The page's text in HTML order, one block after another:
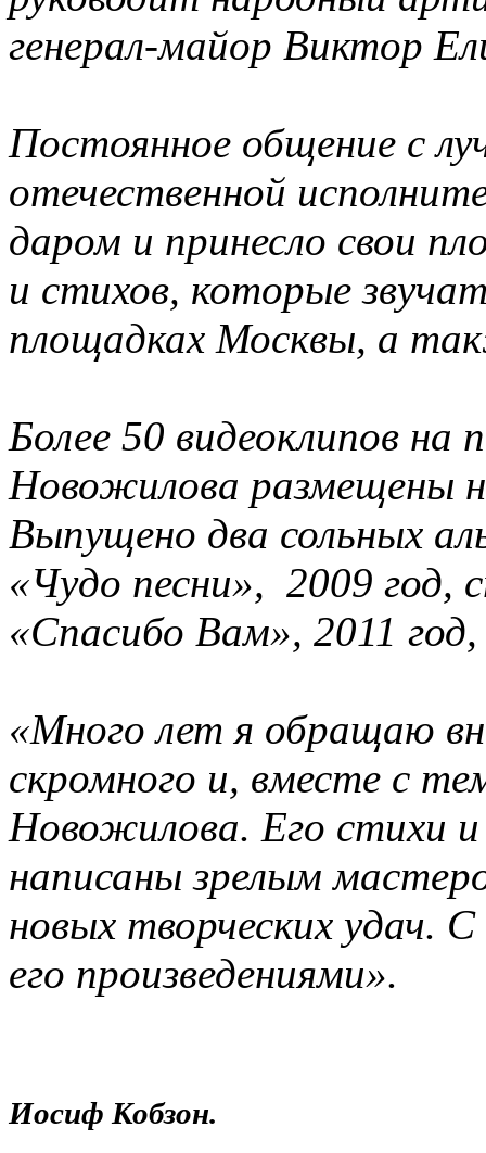
генерал-майор Виктор
Постоянное общение с
отечественной
даром и принесло свои
и стихов, которые
площадках Москвы, а
Более 50 видеоклипов на
Новожилова размещены
Выпущено два сольных
«Чудо песни», 2009 год,
«Спасибо Вам», 2011
«Много лет я обращаю
скромного и, вместе с
Новожилова. Его стихи и
написаны зрелым
новых творческих удач.
его произведениями».
Иосиф Кобзон.